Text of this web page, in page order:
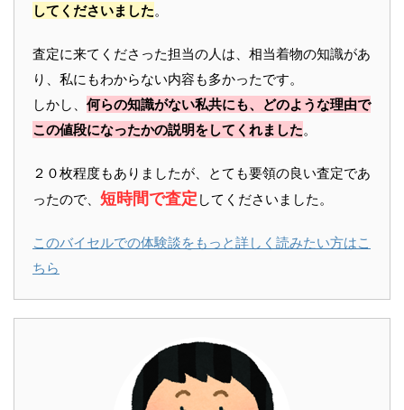
してくださいました。
査定に来てくださった担当の人は、相当着物の知識があ
り、私にもわからない内容も多かったです。
しかし、 何らの知識がない私共にも、どのような理由で
この値段になったかの説明をしてくれました。
２０枚程度もありましたが、とても要領の良い査定であ
ったので、 短時間で査定 してくださいました。
このバイセルでの体験談をもっと詳しく読みたい方はこ
ちら